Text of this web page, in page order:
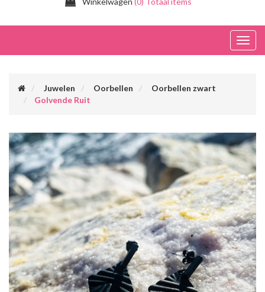
Juwelen Oorbellen
Oorbellen zwart
Golvende Ruit